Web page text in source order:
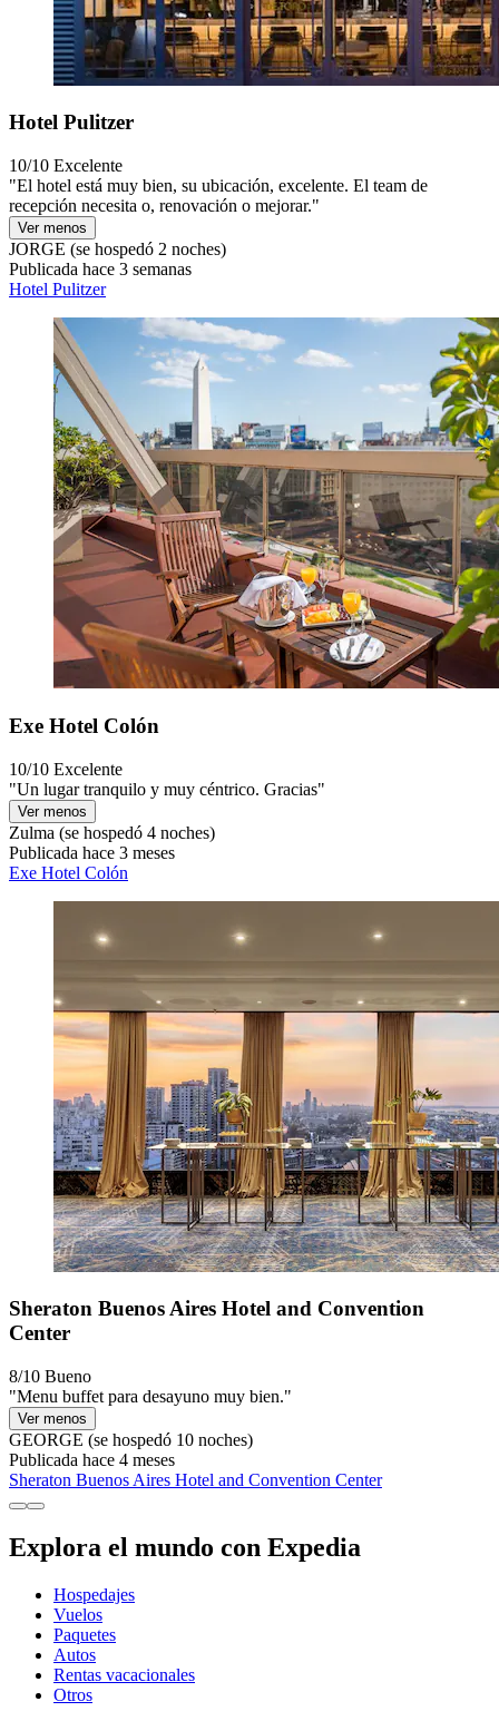
Hotel Pulitzer
10/10 Excelente
"El hotel está muy bien, su ubicación, excelente. El team de
recepción necesita o, renovación o mejorar."
Ver menos
JORGE (se hospedó 2 noches)
Publicada hace 3 semanas
Hotel Pulitzer
Exe Hotel Colón
10/10 Excelente
"Un lugar tranquilo y muy céntrico. Gracias"
Ver menos
Zulma (se hospedó 4 noches)
Publicada hace 3 meses
Exe Hotel Colón
Sheraton Buenos Aires Hotel and Convention
Center
8/10 Bueno
"Menu buffet para desayuno muy bien."
Ver menos
GEORGE (se hospedó 10 noches)
Publicada hace 4 meses
Sheraton Buenos Aires Hotel and Convention Center
Explora el mundo con Expedia
Hospedajes
Vuelos
Paquetes
Autos
Rentas vacacionales
Otros